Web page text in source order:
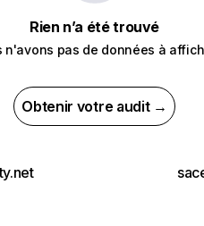
Rien n’a été trouvé
n'avons pas de données à
Obtenir votre audit →